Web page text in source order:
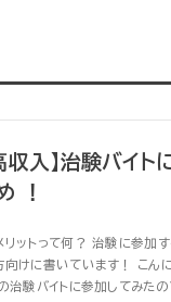
高収入】治験バイ
！
ットって何？ 治験に参加
向けに書いています！ こん
治験バイトに参加してみたの